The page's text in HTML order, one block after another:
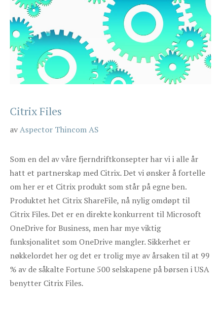
Citrix Files
avAspector Thincom AS
Som en del av våre fjerndriftkonsepter har vi i alle år
hatt et partnerskap med Citrix. Det vi ønsker å fortelle
om her er et Citrix produkt som står på egne ben.
Produktet het Citrix ShareFile, nå nylig omdøpt til
Citrix Files. Det er en direkte konkurrent til Microsoft
OneDrive for Business, men har mye viktig
funksjonalitet som OneDrive mangler. Sikkerhet er
nøkkelordet her og det er trolig mye av årsaken til at 99
% av de såkalte Fortune 500 selskapene på børsen i USA
benytter Citrix Files.